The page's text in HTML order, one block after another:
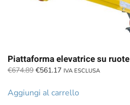
Piattaforma elevatrice su
€674.89 Il
originale
€561.17Il
attuale
IVA ESCLUSA
Aggiungi al carrello